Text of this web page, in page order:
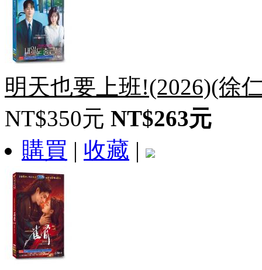
明天也要上班!(2026)(徐
NT$350元 NT$263元
購買 | 收藏 |